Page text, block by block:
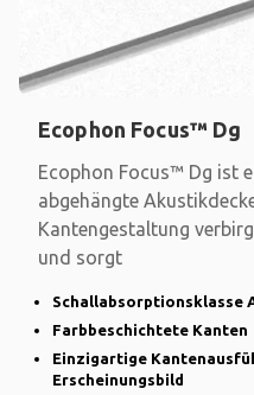
Ecophon Focus™ Dg
Ecophon Focus™ Dg ist
abgehängte
Kantengestaltung
und sorgt
Schallabsorptionsklasse
Farbbeschichtete Kanten
Einzigartige
Erscheinungsbild